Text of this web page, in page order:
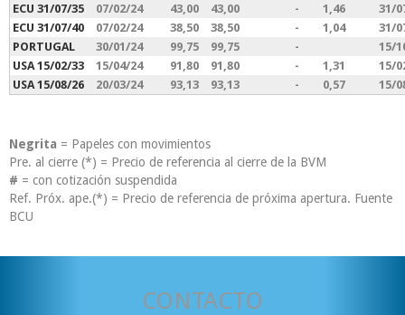
ECU 31/07/35
07/02/24 43,00 43,00 - 1,46
31/
ECU 31/07/40
07/02/24 38,50 38,50 - 1,04
31/
PORTUGAL
30/01/24 99,75 99,75 -
15/
USA 15/02/33
15/04/24 91,80 91,80 - 1,31
15/
USA 15/08/26
20/03/24 93,13 93,13 - 0,57 15/
Negrita = Papeles con movimientos
Pre. al cierre (*) = Precio de referencia al cierre de la BVM
# = con cotización suspendida
Ref. Próx. ape.(*) = Precio de referencia de próxima apertura. Fuente
BCU
CONTACTO